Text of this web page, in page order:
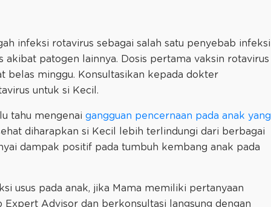
infeksi rotavirus sebagai salah satu penyebab infeksi
patogen lainnya. Dosis pertama vaksin rotavirus
belas minggu. Konsultasikan kepada dokter
untuk si Kecil.
tahu mengenai gangguan pencernaan pada anak yang
diharapkan si Kecil lebih terlindungi dari berbagai
dampak positif pada tumbuh kembang anak pada
usus pada anak, jika Mama memiliki pertanyaan
Advisor dan berkonsultasi langsung dengan